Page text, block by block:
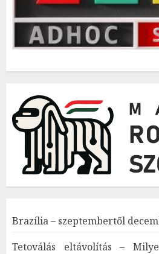
Brazília – szeptembertől
Tetoválás eltávolítás –